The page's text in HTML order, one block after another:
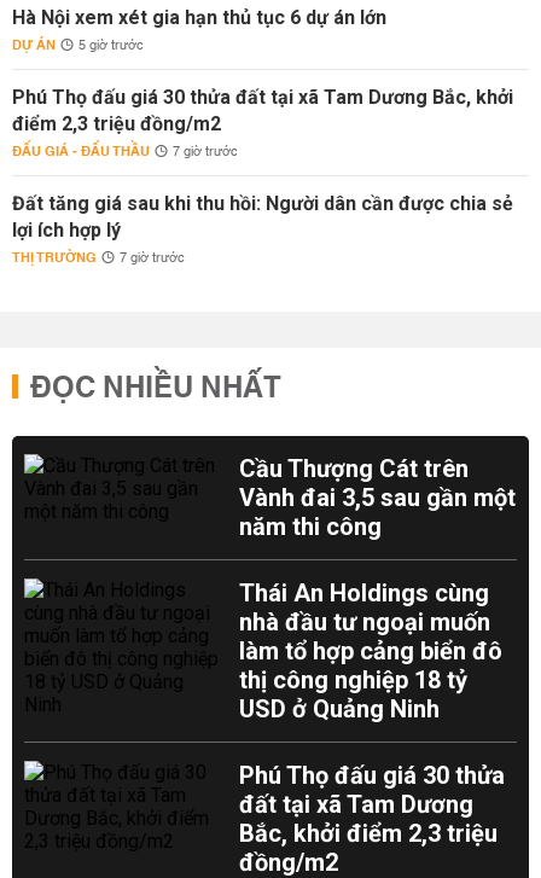
Hà Nội xem xét gia hạn thủ tục 6 dự án lớn
DỰ ÁN 5 giờ trước
Phú Thọ đấu giá 30 thửa đất tại xã Tam Dương Bắc, khởi
điểm 2,3 triệu đồng/m2
ĐẤU GIÁ - ĐẤU THẦU 7 giờ trước
Đất tăng giá sau khi thu hồi: Người dân cần được chia sẻ
lợi ích hợp lý
THỊ TRƯỜNG 7 giờ trước
ĐỌC NHIỀU NHẤT
Cầu Thượng Cát trên
Vành đai 3,5 sau gần một
năm thi công
Thái An Holdings cùng
nhà đầu tư ngoại muốn
làm tổ hợp cảng biển đô
thị công nghiệp 18 tỷ
USD ở Quảng Ninh
Phú Thọ đấu giá 30 thửa
đất tại xã Tam Dương
Bắc, khởi điểm 2,3 triệu
đồng/m2